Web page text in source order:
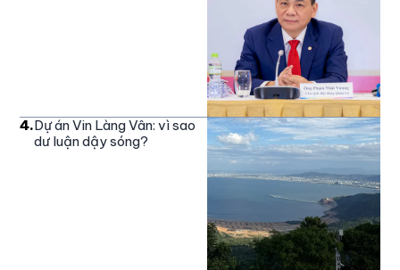
4.Dự án Vin Làng Vân: vì sao
dư luận dậy sóng?